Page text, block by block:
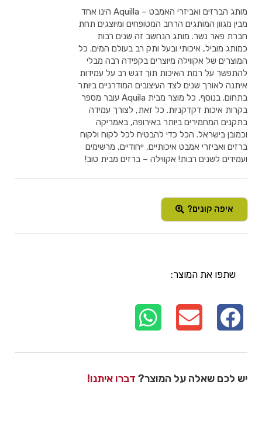
מותג הברזים ואביזרי האמבט – Aquilla הינו אחד
מבין מגוון המותגים הרחב המטופחים ומיוצגים תחת
חברת פאר נשר. מותג הנחשב זה שנים רבות
כמותג מוביל, איכותי ובעל ותק רב בעולם המים. כל
המוצרים של אקווילה מיוצרים בקפידה רבה מבלי
להתפשר על רמת האיכות תוך דגש רב על עמידות
איתנה לאורך שנים לצד העיצובים המודרניים ביותר
בתחום. בנוסף, כל מוצר מבית Aquila עובר מספר
בקרות איכות דקדקניות. כל זאת, לצורך עמידה
בתקנים המחמירים ביותר באירופה, באמריקה
וכמובן בישראל. הכל כדי להבטיח לכל לקוח ולקוח
ברזים ואביזרי אמבט איכותיים, ייחודיים, מרשימים
ועמידים לשנים רבות! אקווילה – ברזים מבית טוב!
איפה קונים?
שתפו את המוצר:
יש לכם שאלה על המוצר? דברו איתנו!